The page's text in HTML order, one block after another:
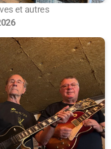
et autres